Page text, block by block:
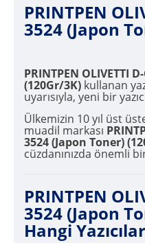
PRINTPEN
3524 (Japon
PRINTPEN OLIVETTI
(120Gr/3K) kullanan
uyarısıyla, yeni bir
Ülkemizin 10 yıl üst
muadil markası
3524 (Japon Toner)
cüzdanınızda önemli
PRINTPEN
3524 (Japon
Hangi